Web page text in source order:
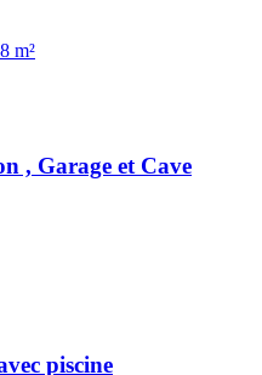
m²
, Garage et Cave
piscine